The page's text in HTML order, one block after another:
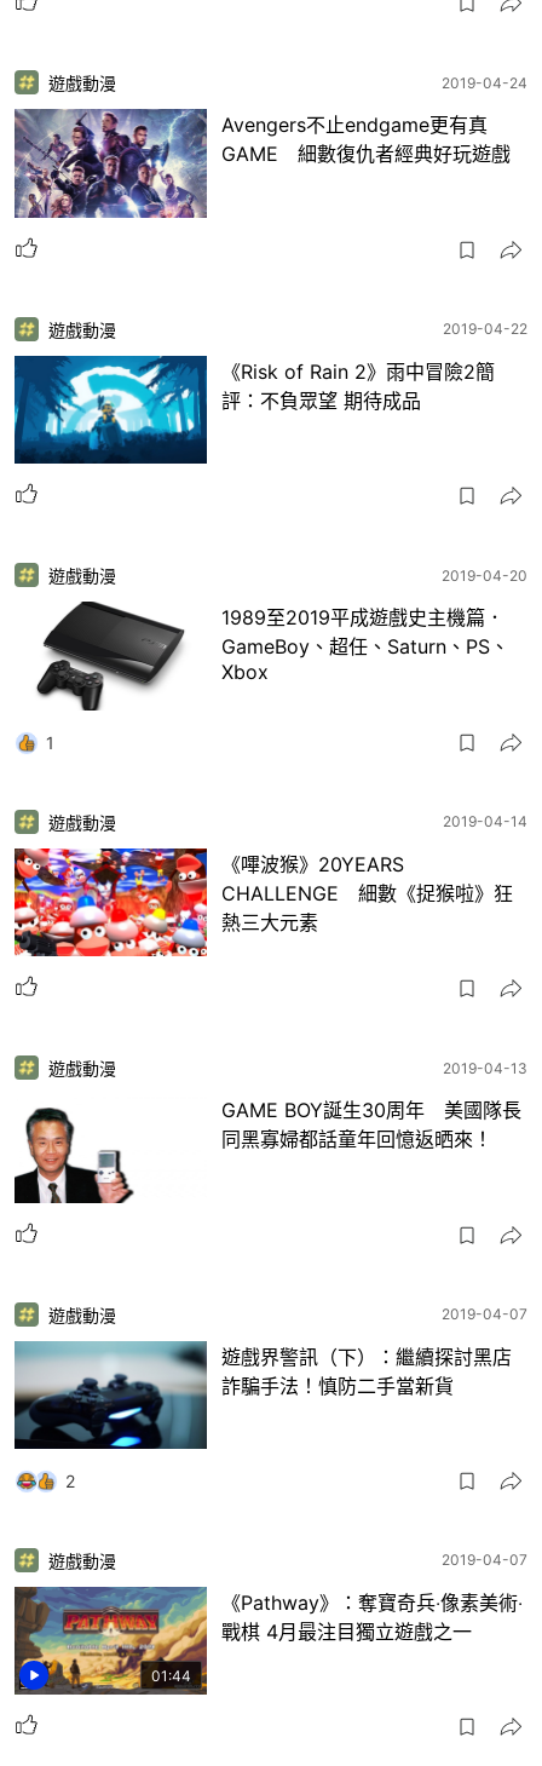
遊戲動漫 2019-04-24
Avengers不止endgame更有真
GAME 細數復仇者經典好玩遊戲
遊戲動漫 2019-04-22
《Risk of Rain 2》雨中冒險2簡
評：不負眾望 期待成品
遊戲動漫 2019-04-20
1989至2019平成遊戲史主機篇．
GameBoy、超任、Saturn、PS、
Xbox
1
遊戲動漫 2019-04-14
《嗶波猴》20YEARS
CHALLENGE 細數《捉猴啦》狂
熱三大元素
遊戲動漫 2019-04-13
GAME BOY誕生30周年 美國隊長
同黑寡婦都話童年回憶返晒來！
遊戲動漫 2019-04-07
遊戲界警訊（下）：繼續探討黑店
詐騙手法！慎防二手當新貨
2
01:44
遊戲動漫 2019-04-07
《Pathway》：奪寶奇兵‧像素美術‧
戰棋 4月最注目獨立遊戲之一